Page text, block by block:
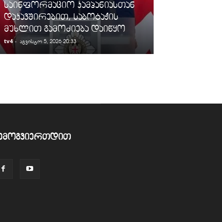
საინფორმაციო კამპანიასთან
დაკავშირებით, საბოტაჟის
მუხლით გამოძიება დაიწყო
tv4 - აგვისტო 5, 2026 20:33